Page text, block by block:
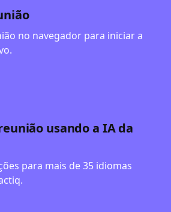
no navegador para iniciar a
usando a IA da
para mais de 35 idiomas